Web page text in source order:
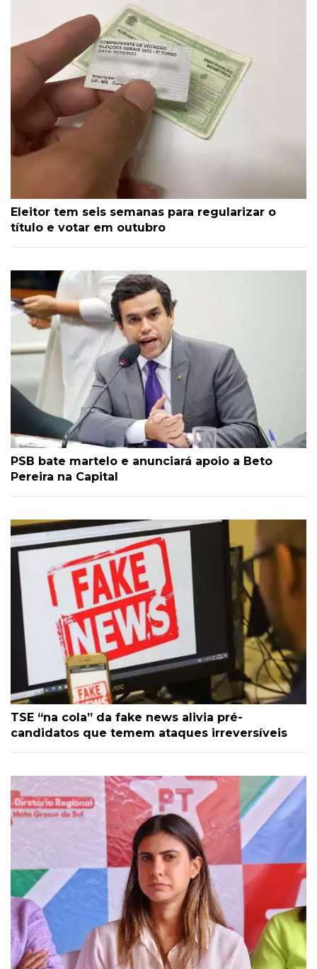
Eleitor tem seis semanas para regularizar o
título e votar em outubro
PSB bate martelo e anunciará apoio a Beto
Pereira na Capital
TSE “na cola” da fake news alivia pré-
candidatos que temem ataques irreversíveis